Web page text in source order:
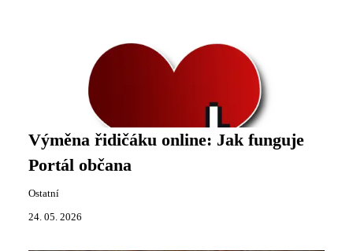
Výměna řidičáku online: Jak funguje
Portál občana
Ostatní
24. 05. 2026